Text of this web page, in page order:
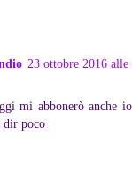
23 ottobre 2016 alle
mi abbonerò anche
dir poco